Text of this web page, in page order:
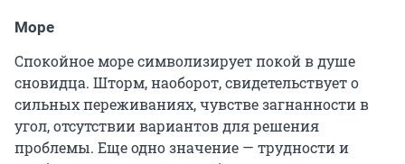
Море
Спокойное море символизирует покой в душе
сновидца. Шторм, наоборот, свидетельствует о
сильных переживаниях, чувстве загнанности в
угол, отсутствии вариантов для решения
проблемы. Еще одно значение — трудности и